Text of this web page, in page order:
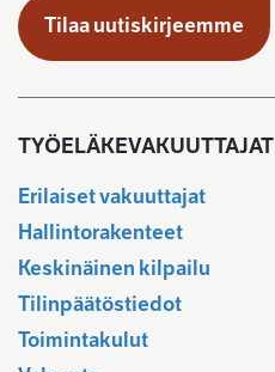
Tilaa uutiskirjeemme
TYÖELÄKEVAKUUTTAJAT
Erilaiset vakuuttajat
Hallintorakenteet
Keskinäinen kilpailu
Tilinpäätöstiedot
Toimintakulut